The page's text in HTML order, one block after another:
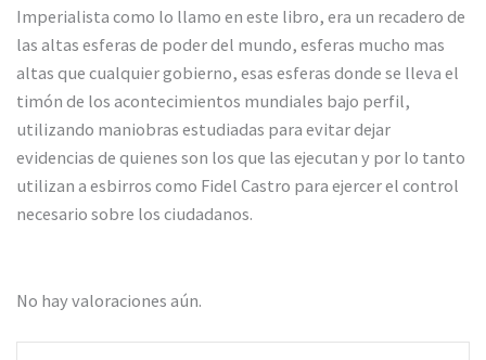
Imperialista como lo llamo en este libro, era un recadero de
las altas esferas de poder del mundo, esferas mucho mas
altas que cualquier gobierno, esas esferas donde se lleva el
timón de los acontecimientos mundiales bajo perfil,
utilizando maniobras estudiadas para evitar dejar
evidencias de quienes son los que las ejecutan y por lo tanto
utilizan a esbirros como Fidel Castro para ejercer el control
necesario sobre los ciudadanos.
No hay valoraciones aún.